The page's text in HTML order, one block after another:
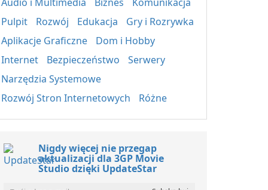
Pulpit
Rozwój Edukacja
Gry i Rozrywka
Aplikacje Graficzne
Dom i Hobby
Internet
Bezpieczeństwo
Serwery
Narzędzia Systemowe
Rozwój Stron Internetowych
Różne
Nigdy więcej nie przegap
aktualizacji dla 3GP Movie
Studio dzięki UpdateStar